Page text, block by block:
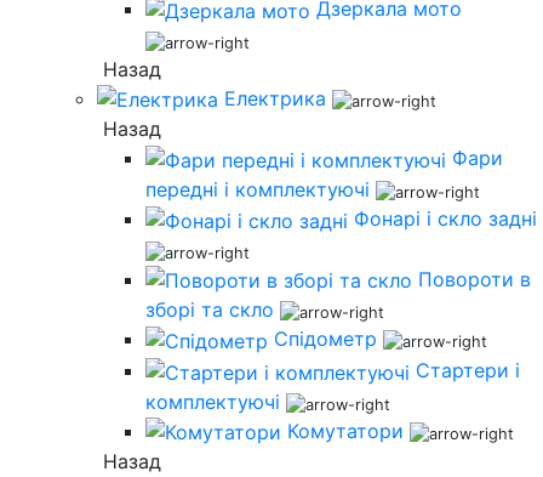
Дзеркала мото
Назад
Електрика
Назад
Фари
передні і комплектуючі
Фонарі і скло задні
Повороти в
зборі та скло
Спідометр
Стартери і
комплектуючі
Комутатори
Назад